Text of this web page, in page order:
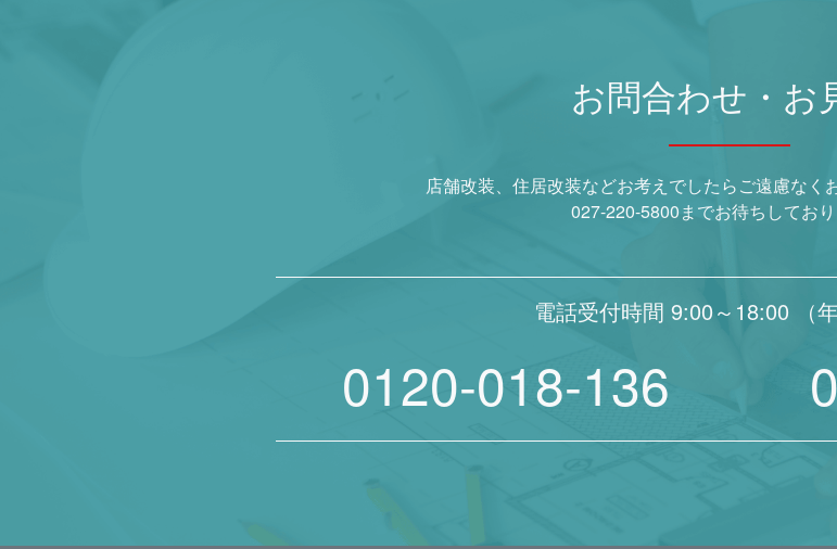
お問合わせ・お
店舗改装、住居改装などお考えでしたらご遠慮なく
027-220-5800までお待ちしており
電話受付時間 9:00～18:00 （年
0120-018-136